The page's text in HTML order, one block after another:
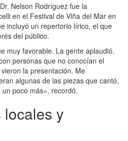
Nelson Rodríguez fue la
en el Festival de Viña del Mar en
incluyó un repertorio lírico, el que
del público.
muy favorable. La gente aplaudió,
personas que no conocían el
la presentación. Me
algunas de las piezas que cantó,
poco más», recordó.
y